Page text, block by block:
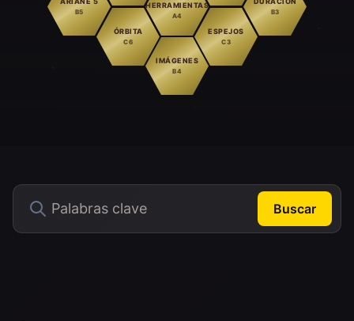
B5
ÓRBITA
C6
HERRAMIENTAS
A4
IMÁGENES
B4
ESPEJOS
C3
B3
Buscar